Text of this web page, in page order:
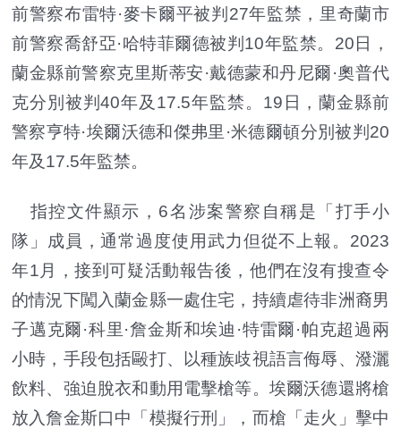
前警察布雷特·麥卡爾平被判27年監禁，里奇蘭市
前警察喬舒亞·哈特菲爾德被判10年監禁。20日，
蘭金縣前警察克里斯蒂安·戴德蒙和丹尼爾·奧普代
克分別被判40年及17.5年監禁。19日，蘭金縣前
警察亨特·埃爾沃德和傑弗里·米德爾頓分別被判20
年及17.5年監禁。
指控文件顯示，6名涉案警察自稱是「打手小
隊」成員，通常過度使用武力但從不上報。2023
年1月，接到可疑活動報告後，他們在沒有搜查令
的情況下闖入蘭金縣一處住宅，持續虐待非洲裔男
子邁克爾·科里·詹金斯和埃迪·特雷爾·帕克超過兩
小時，手段包括毆打、以種族歧視語言侮辱、潑灑
飲料、強迫脫衣和動用電擊槍等。埃爾沃德還將槍
放入詹金斯口中「模擬行刑」，而槍「走火」擊中